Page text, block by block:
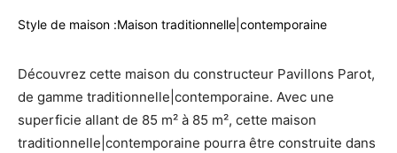
Style de maison :Maison traditionnelle|contemporaine
Découvrez cette maison du constructeur Pavillons Parot,
de gamme traditionnelle|contemporaine. Avec une
superficie allant de 85 m² à 85 m², cette maison
traditionnelle|contemporaine pourra être construite dans